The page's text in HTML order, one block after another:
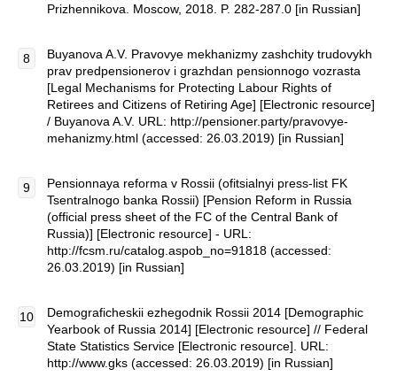
Prizhennikova. Moscow, 2018. P. 282-287.0 [in Russian]
Buyanova A.V. Pravovye mekhanizmy zashchity trudovykh
prav predpensionerov i grazhdan pensionnogo vozrasta
[Legal Mechanisms for Protecting Labour Rights of
Retirees and Citizens of Retiring Age] [Electronic resource]
/ Buyanova A.V. URL: http://pensioner.party/pravovye-
mehanizmy.html (accessed: 26.03.2019) [in Russian]
Pensionnaya reforma v Rossii (ofitsialnyi press-list FK
Tsentralnogo banka Rossii) [Pension Reform in Russia
(official press sheet of the FC of the Central Bank of
Russia)] [Electronic resource] - URL:
http://fcsm.ru/catalog.aspob_no=91818 (accessed:
26.03.2019) [in Russian]
Demograficheskii ezhegodnik Rossii 2014 [Demographic
Yearbook of Russia 2014] [Electronic resource] // Federal
State Statistics Service [Electronic resource]. URL:
http://www.gks (accessed: 26.03.2019) [in Russian]